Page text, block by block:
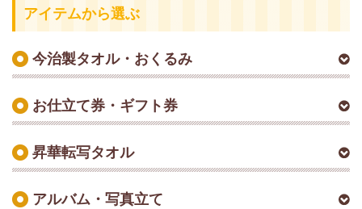
アイテムから選ぶ
今治製タオル・おくるみ
お仕立て券・ギフト券
昇華転写タオル
アルバム・写真立て